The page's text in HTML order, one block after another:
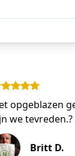
opgeblazen
we tevreden.?
Britt D.